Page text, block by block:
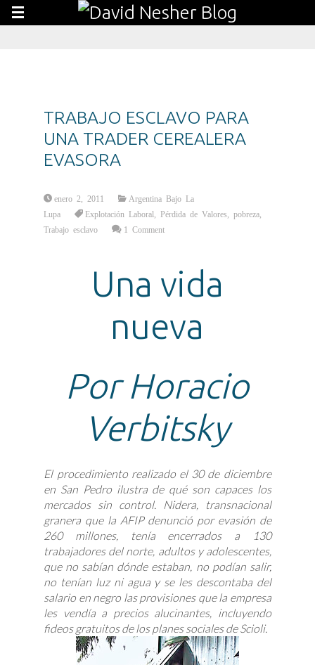
TRABAJO ESCLAVO PARA
UNA TRADER CEREALERA
EVASORA
enero 2, 2011
Argentina Bajo La
Lupa
Explotación Laboral Pérdida de Valores ,pobreza
Trabajo esclavo
1 Comment
Una vida
nueva
Por Horacio
Verbitsky
El procedimiento realizado el 30 de diciembre
en San Pedro ilustra de qué son capaces los
mercados sin control. Nidera, transnacional
granera que la AFIP denunció por evasión de
260 millones, tenía encerrados a 130
trabajadores del norte, adultos y adolescentes,
que no sabían dónde estaban, no podían salir,
no tenían luz ni agua y se les descontaba del
salario en negro las provisiones que la empresa
les vendía a precios alucinantes, incluyendo
fideos gratuitos de los planes sociales de Scioli.